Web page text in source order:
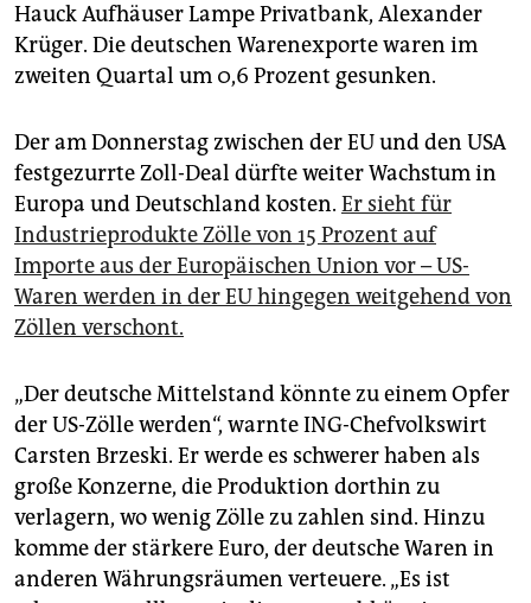
Hauck Aufhäuser Lampe Privatbank, Alexander
Krüger. Die deutschen Warenexporte waren im
zweiten Quartal um 0,6 Prozent gesunken.
Der am Donnerstag zwischen der EU und den USA
festgezurrte Zoll-Deal dürfte weiter Wachstum in
Europa und Deutschland kosten. Er sieht für
Industrieprodukte Zölle von 15 Prozent auf
Importe aus der Europäischen Union vor – US-
Waren werden in der EU hingegen weitgehend von
Zöllen verschont.
„Der deutsche Mittelstand könnte zu einem Opfer
der US-Zölle werden“, warnte ING-Chefvolkswirt
Carsten Brzeski. Er werde es schwerer haben als
große Konzerne, die Produktion dorthin zu
verlagern, wo wenig Zölle zu zahlen sind. Hinzu
komme der stärkere Euro, der deutsche Waren in
anderen Währungsräumen verteuere. „Es ist